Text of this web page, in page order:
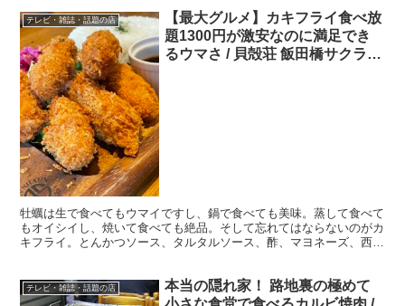
テレビ・雑誌・話題の店
【最大グルメ】カキフライ食べ放
題1300円が激安なのに満足でき
るウマさ / 貝殻荘 飯田橋サクラテ
牡蠣は生で食べてもウマイですし、鍋で食べても美味。蒸して食べて
もオイシイし、焼いて食べても絶品。そして忘れてはならないのがカ
キフライ。とんかつソース、タルタルソース、酢、マヨネーズ、西洋
テレビ・雑誌・話題の店
本当の隠れ家！ 路地裏の極めて